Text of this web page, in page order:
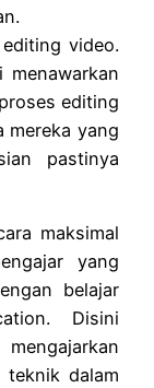
video.
menawarkan
editing
mereka yang
pastinya
maksimal
yang
belajar
Disini
teknik dalam